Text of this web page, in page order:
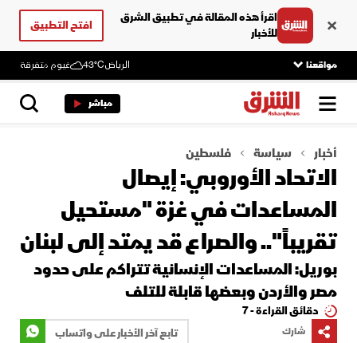
اقرأ هذه المقالة في تطبيق الشرق
للأخبار
افتح التطبيق
مواقعنا الرياض43°C غيوم متفرقة
مباشر
أخبار سياسة فلسطين
الاتحاد الأوروبي: إيصال
المساعدات في غزة "مستحيل
تقريباً".. والصراع قد يمتد إلى لبنان
بوريل: المساعدات الإنسانية تتراكم على حدود
مصر والأردن وبعضها قابلة للتلف
دقائق القراءة - 7
شارك
تابع آخر الأخبار على واتساب